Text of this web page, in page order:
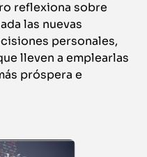
reflexiona sobre
las nuevas
personales,
lleven a emplearlas
próspera e